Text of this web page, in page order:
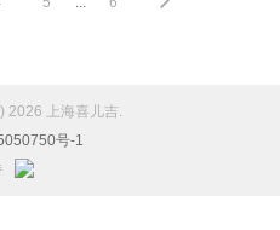
2026 上海喜儿吉.
号-1